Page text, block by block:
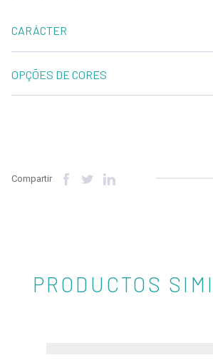
CARÁCTER
OPÇÕES DE CORES
Compartir
PRODUCTOS